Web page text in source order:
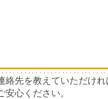
絡先を教えていただけ
安心ください。